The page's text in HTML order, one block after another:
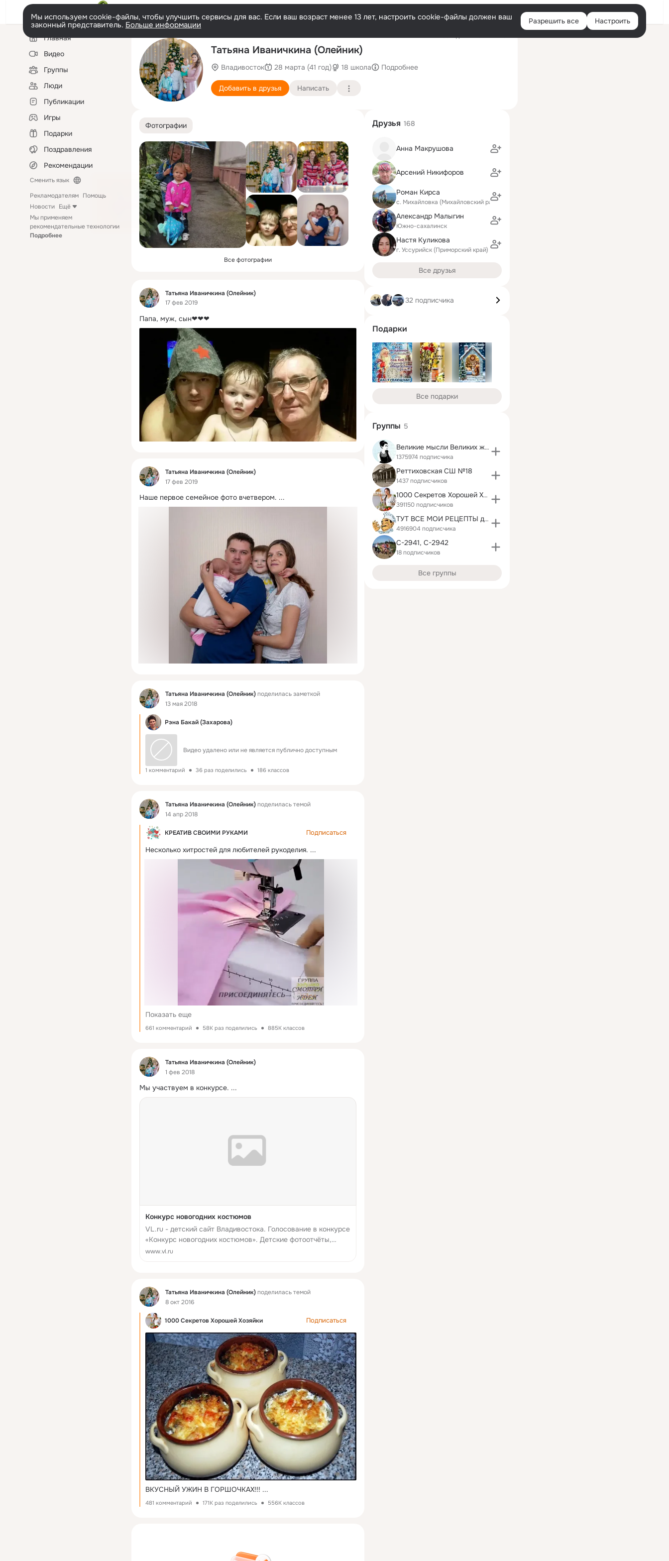
Войти
Мы используем cookie-файлы, чтобы улучшить сервисы для вас. Если ваш возраст менее 13 лет, настроить cookie-файлы должен ваш
законный представитель. Больше информации Разрешить все Настроить
Левая
колонкаГлавная
Видео
Группы
Люди
Публикации
Игры
Подарки
Поздравления
Рекомендации
Сменить язык
Рекламодателям Помощь
Новости Ещё
Мы применяем
рекомендательные технологии
Подробнее
Татьяна Иваничкина (Олейник)
Владивосток 28 марта (41 год) 18 школа Подробнее
Добавить в друзья Написать
Фотографии
Все фотографии
Фид
Татьяна Иваничкина (Олейник)
17 фев 2019
Папа, муж, сын❤❤❤
Фид
Татьяна Иваничкина (Олейник)
17 фев 2019
Наше первое семейное фото вчетвером. ...
Фид Татьяна Иваничкина (Олейник)поделилась заметкой
13 мая 2018
Рэна Бакай (Захарова)
Видео удалено или не является публично доступным
1 комментарий 36 раз поделились 186 классов
Фид Татьяна Иваничкина (Олейник)поделилась темой
14 апр 2018
КРЕАТИВ СВОИМИ РУКАМИ Подписаться
Несколько хитростей для любителей рукоделия. ...
Показать еще
661 комментарий 58K раз поделились 885K классов
Фид
Татьяна Иваничкина (Олейник)
1 фев 2018
Мы участвуем в конкурсе. ...
Конкурс новогодних костюмов
VL.ru - детский сайт Владивостока. Голосование в конкурсе
«Конкурс новогодних костюмов». Детские фотоотчёты,
конкурсы, обмен садами, форум
www.vl.ru
Фид Татьяна Иваничкина (Олейник)поделилась темой
8 окт 2016
1000 Секретов Хорошей Хозяйки Подписаться
ВКУСНЫЙ УЖИН В ГОРШОЧКАХ!!! ...
481 комментарий 171K раз поделились 556K классов
Друзья 168
Анна Макрушова
Арсений Никифоров
Роман Кирса
с. Михайловка (Михайловский район)
Александр Малыгин
Южно-сахалинск
Настя Куликова
г. Уссурийск (Приморский край)
Все друзья
32 подписчика
Подарки
Все подарки
Группы 5
Великие мысли Великих женщин
1375974 подписчика
Реттиховская СШ №18
1437 подписчиков
1000 Секретов Хорошей Хозяйки
391150 подписчиков
ТУТ ВСЕ МОИ РЕЦЕПТЫ для МОИХ ЗАМЕЧАТЕЛЬНЫХ ДРУЗЕЙ
4916904 подписчика
С-2941, С-2942
18 подписчиков
Все группы